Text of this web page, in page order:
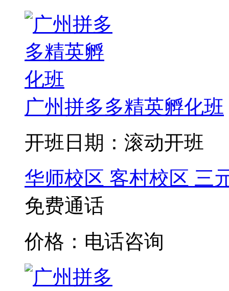
广州拼多多精英孵化班
开班日期：滚动开班
华师校区 客村校区 三
免费通话
价格：电话咨询